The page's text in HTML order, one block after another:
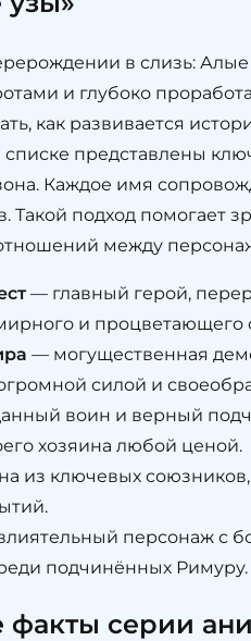
в слизь:
и глубоко
как развивается
списке представлены
Каждое имя
Такой подход помогает
между
— главный герой,
и процветающего
— могущественная
силой и
воин и верный
хозяина любой ценой.
из ключевых союзников,
персонаж с
подчинённых Римуру.
факты серии